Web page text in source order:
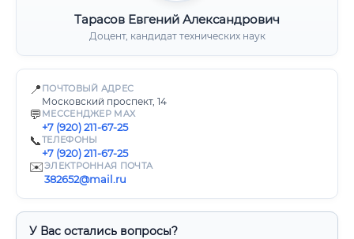
Тарасов Евгений Александрович
Доцент, кандидат технических наук
📍 ПОЧТОВЫЙ АДРЕС
Московский проспект, 14
💬 МЕССЕНДЖЕР MAX
+7 (920) 211-67-25
📞ТЕЛЕФОНЫ
+7 (920) 211-67-25
✉️ЭЛЕКТРОННАЯ ПОЧТА
382652@mail.ru
У Вас остались вопросы?